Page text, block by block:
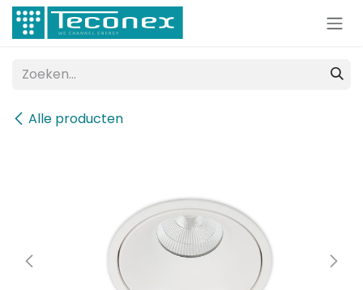
Overslaan naar inhoud
Alle producten